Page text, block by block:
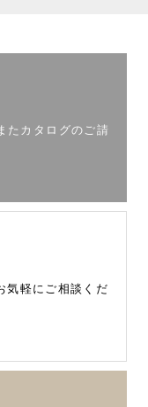
たカタログのご請
気軽にご相談くだ